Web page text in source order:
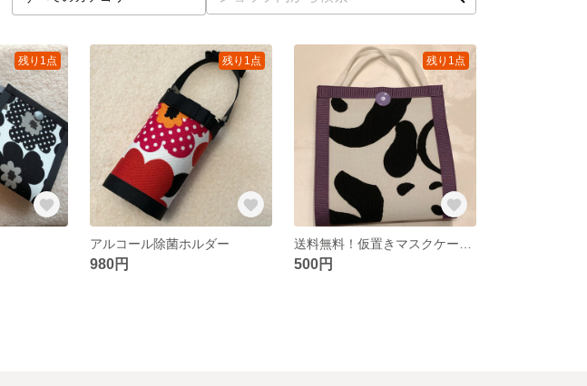
残り1点 残り1点
アルコール除菌ホルダー
980円
残り1点
500円